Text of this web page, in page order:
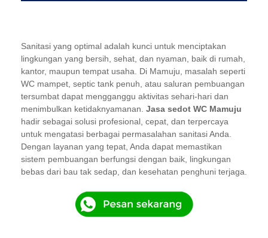
Sanitasi yang optimal adalah kunci untuk menciptakan
lingkungan yang bersih, sehat, dan nyaman, baik di rumah,
kantor, maupun tempat usaha. Di Mamuju, masalah seperti
WC mampet, septic tank penuh, atau saluran pembuangan
tersumbat dapat mengganggu aktivitas sehari-hari dan
menimbulkan ketidaknyamanan. Jasa sedot WC Mamuju
hadir sebagai solusi profesional, cepat, dan terpercaya
untuk mengatasi berbagai permasalahan sanitasi Anda.
Dengan layanan yang tepat, Anda dapat memastikan
sistem pembuangan berfungsi dengan baik, lingkungan
bebas dari bau tak sedap, dan kesehatan penghuni terjaga.